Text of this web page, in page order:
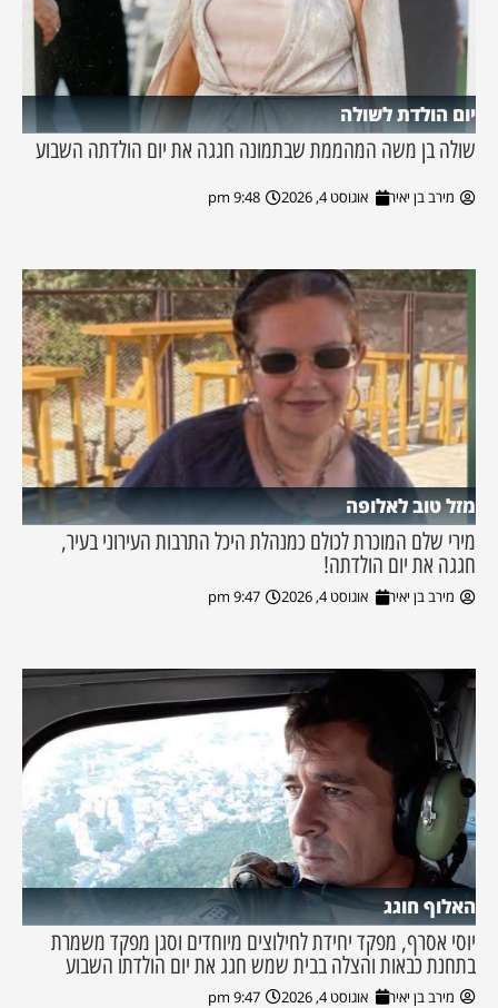
יום הולדת לשולה
שולה בן משה המהממת שבתמונה חגגה את יום הולדתה השבוע
מירב בן יאיר אוגוסט 4, 2026 9:48 pm
מזל טוב לאלופה
מירי שלם המוכרת לכולם כמנהלת היכל התרבות העירוני בעיר,
חגגה את יום הולדתה!
מירב בן יאיר אוגוסט 4, 2026 9:47 pm
האלוף חוגג
יוסי אסרף, מפקד יחידת לחילוצים מיוחדים וסגן מפקד משמרת
בתחנת כבאות והצלה בבית שמש חגג את יום הולדתו השבוע
מירב בן יאיר אוגוסט 4, 2026 9:47 pm